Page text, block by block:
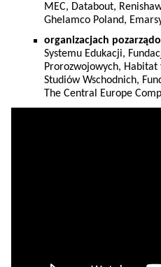
MEC, Databout,
Ghelamco Poland,
organizacjach
Systemu Edukacji,
Prorozwojowych,
Studiów Wschodnich,
The Central Europe